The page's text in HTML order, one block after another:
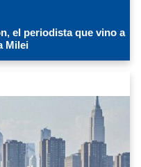
el periodista que vino a
Milei